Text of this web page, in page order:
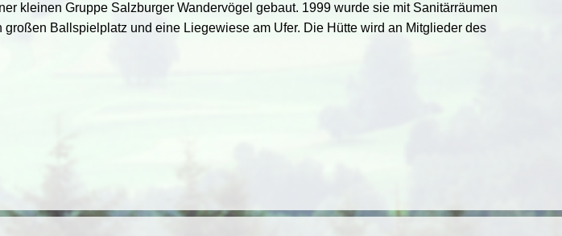
kleinen Gruppe Salzburger Wandervögel gebaut. 1999 wurde sie mit Sanitärräumen
Ballspielplatz und eine Liegewiese am Ufer. Die Hütte wird an Mitglieder des